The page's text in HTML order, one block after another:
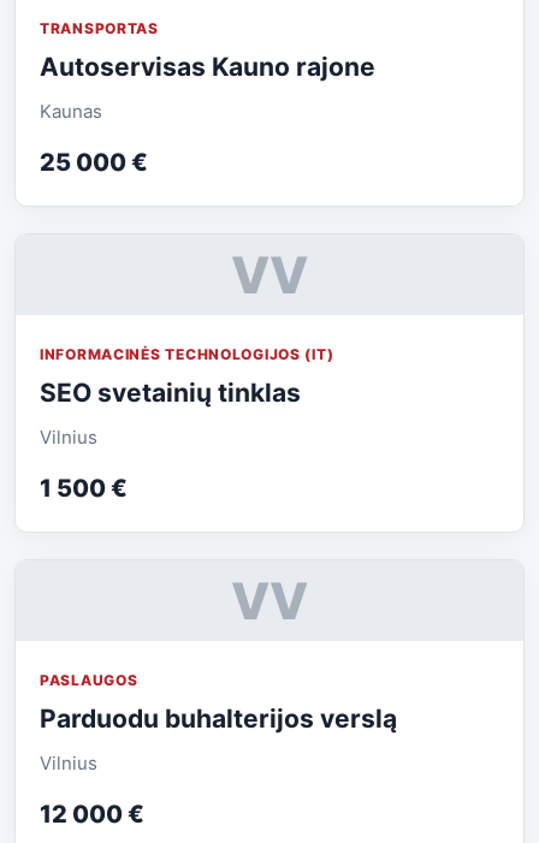
TRANSPORTAS
Autoservisas Kauno rajone
Kaunas
25 000 €
VV
INFORMACINĖS TECHNOLOGIJOS (IT)
SEO svetainių tinklas
Vilnius
1 500 €
VV
PASLAUGOS
Parduodu buhalterijos verslą
Vilnius
12 000 €